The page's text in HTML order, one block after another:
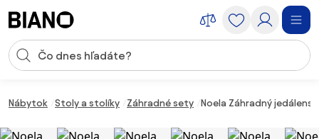
Vstup pre vyhľadávanie
Nábytok Stoly a stolíky Záhradné sety Noela Záhradný